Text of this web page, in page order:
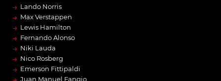
→ Lando Norris
→ Max Verstappen
→ Lewis Hamilton
→ Fernando Alonso
→ Niki Lauda
→ Nico Rosberg
→ Emerson Fittipaldi
Juan Manuel Fangio